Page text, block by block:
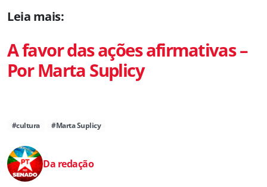
Leia mais:
A favor das ações afirmativas –
Por Marta Suplicy
#cultura #Marta Suplicy
Da redação